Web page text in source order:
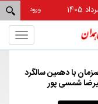
ورود
با دهمین سالگرد
شمسی پور